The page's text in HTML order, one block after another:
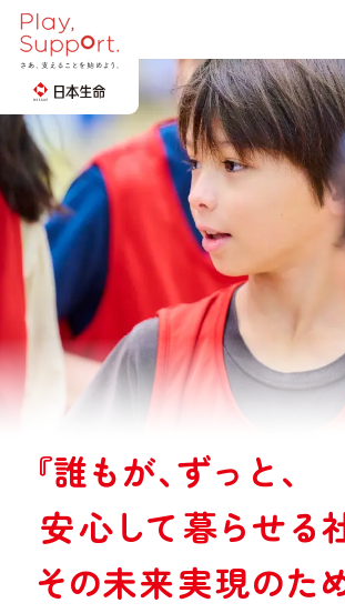
Play, Support. TOP
地域社会に広げる
選手・競技団体と創る
所属選手
陸上
桐生 祥秀選手
卓球
早田 ひ
体操
橋本 大輝選手
柔道
出口 ク
出口 ケリー選手 北間
みんなと創る「支え合い
５つの提供価値
『誰もが、ずっ と 、
安心して 暮らせる
その未来実現のた